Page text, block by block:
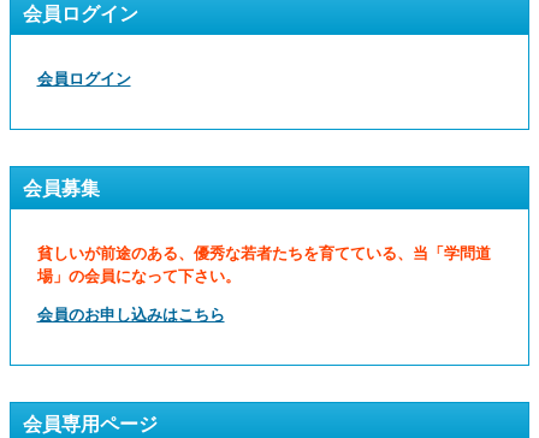
会員ログイン
会員ログイン
会員募集
貧しいが前途のある、優秀な若者たちを育てている、当「学問道
場」の会員になって下さい。
会員のお申し込みはこちら
会員専用ページ